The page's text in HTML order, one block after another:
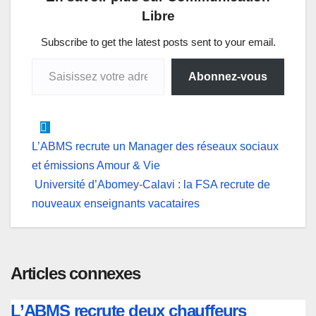
p
o
k
I
n
g
e
a
m
Libre
Subscribe to get the latest posts sent to your email.
Abonnez-vous
Navigation
de
l’article
L’ABMS recrute un Manager des réseaux sociaux
et émissions Amour & Vie
Université d’Abomey-Calavi : la FSA recrute de
nouveaux enseignants vacataires
Articles connexes
L’ABMS recrute deux chauffeurs